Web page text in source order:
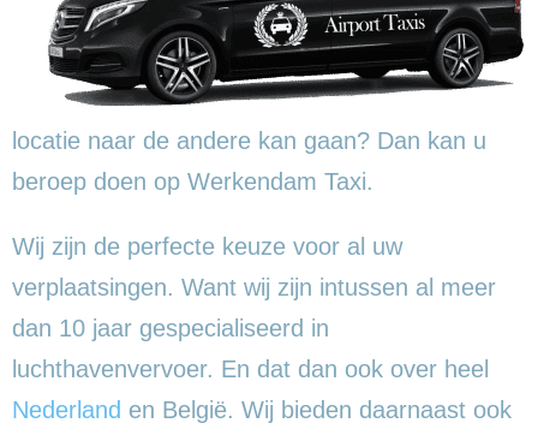
locatie naar de andere kan gaan? Dan kan u
beroep doen op Werkendam Taxi.
Wij zijn de perfecte keuze voor al uw
verplaatsingen. Want wij zijn intussen al meer
dan 10 jaar gespecialiseerd in
luchthavenvervoer. En dat dan ook over heel
Nederland en België. Wij bieden daarnaast ook